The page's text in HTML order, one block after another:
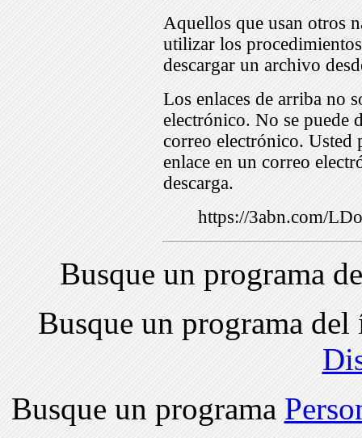
Aquellos que usan otros
utilizar los
descargar un archivo
Los enlaces de arriba no
electrónico. No se puede
correo electrónico. Usted
enlace en un correo
descarga.
https://3abn.com/
Busque un programa
Busque un programa
Busque un programa